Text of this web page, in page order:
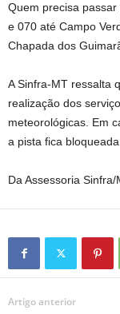
Quem precisa
e 070 até Campo
Chapada dos
A Sinfra-MT ressalta
realização dos
meteorológicas. Em
a pista fica
Da Assessoria Sinfra/
Artigo anterior